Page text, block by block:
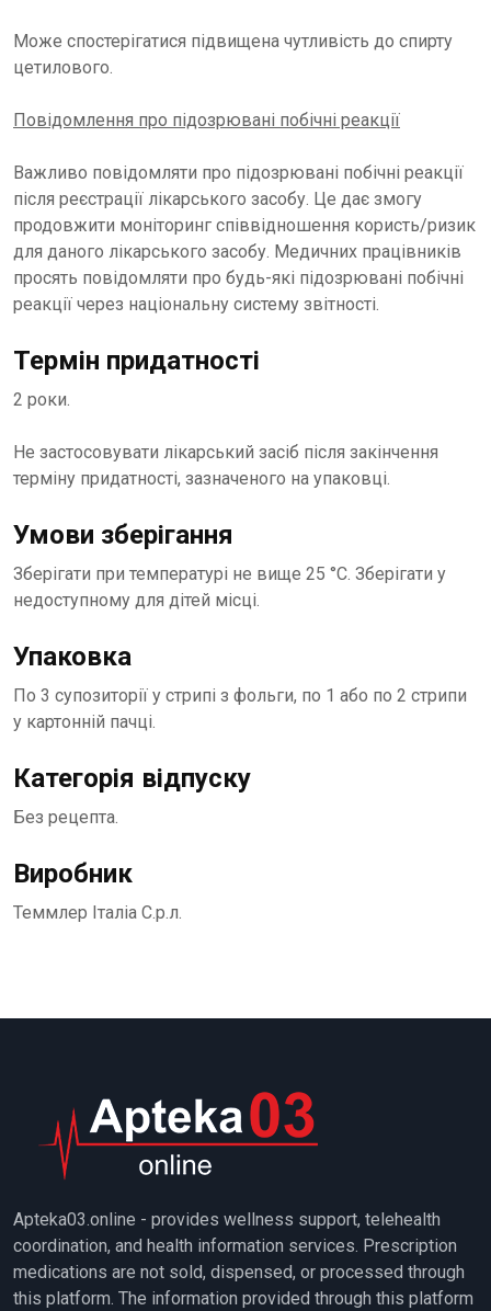
Може спостерігатися підвищена чутливість до спирту
цетилового.
Повідомлення про підозрювані побічні реакції
Важливо повідомляти про підозрювані побічні реакції
після реєстрації лікарського засобу. Це дає змогу
продовжити моніторинг співвідношення користь/ризик
для даного лікарського засобу. Медичних працівників
просять повідомляти про будь-які підозрювані побічні
реакції через національну систему звітності.
Термін придатності
2 роки.
Не застосовувати лікарський засіб після закінчення
терміну придатності, зазначеного на упаковці.
Умови зберігання
Зберігати при температурі не вище 25 °С. Зберігати у
недоступному для дітей місці.
Упаковка
По 3 супозиторії у стрипі з фольги, по 1 або по 2 стрипи
у картонній пачці.
Категорія відпуску
Без рецепта.
Виробник
Теммлер Італіа С.р.л.
Apteka03.online - provides wellness support, telehealth
coordination, and health information services. Prescription
medications are not sold, dispensed, or processed through
this platform. The information provided through this platform